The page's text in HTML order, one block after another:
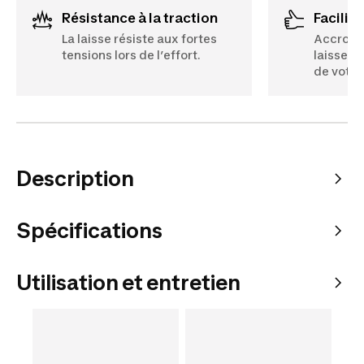
Résistance à la traction
La laisse résiste aux fortes
tensions lors de l’effort.
laisse
de
Description
Spécifications
Utilisation et entretien